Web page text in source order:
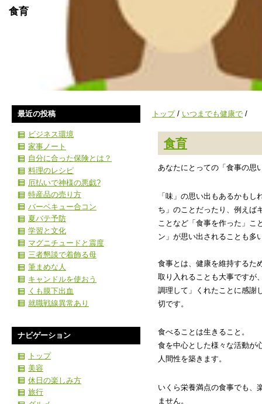
食育
トップ/ いつまでも健康で /
食育
あなたにとっての「食事の思
「味」の思い出もあるかも
ち」のことだったり、例えば
ことなど「食事を作った」こ
ン」が思い出されることも多
食事とは、健康を維持するた
取り入れることも大事ですが
調理して」くれたことに感謝
切です。
食べることは生きること。
食を中心とした様々な活動が
人間性を築きます。
いくら栄養満点の食事でも、
ません。
最近の投稿
ビジネス環境
家事ノート
自分に合った保険とは？
料理のレシピ
厄払いで神様の悪戯?
特産品の売り方
バーベキュー合コン
夏バテ予防
学習と文化
マグニチュードと震度
三者懇談で着飾る母
筆まめな人
キャンドルを使おう
くも膜下出血
就職戦線異常あり
ナビゲーション
トップ
美容
休日の楽しみ方
旅行